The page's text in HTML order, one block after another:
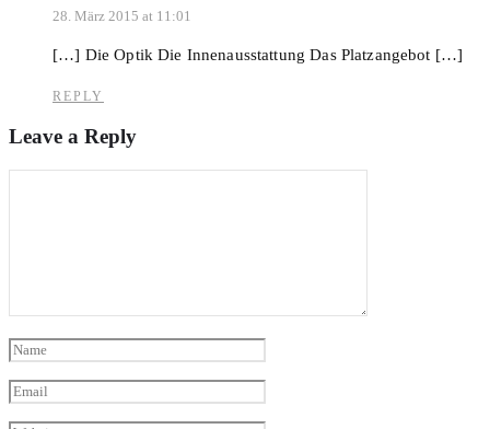
28. März 2015 at 11:01
[…] Die Optik Die Innenausstattung Das Platzangebot […]
REPLY
Leave a Reply